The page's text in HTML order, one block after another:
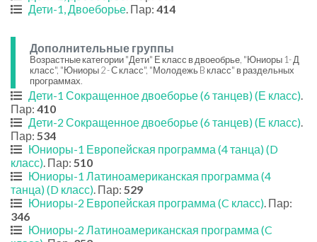
Дети-1, Двоеборье. Пар: 414
Дополнительные группы
Возрастные категории "Дети" Е класс в двоеобрье, "Юниоры 1- Д
класс", "Юниоры 2 - С класс", "Молодежь B класс" в раздельных
программах.
Дети-1 Сокращенное двоеборье (6 танцев) (Е класс).
Пар: 410
Дети-2 Сокращенное двоеборье (6 танцев) (Е класс).
Пар: 534
Юниоры-1 Европейская программа (4 танца) (D
класс). Пар: 510
Юниоры-1 Латиноамериканская программа (4
танца) (D класс). Пар: 529
Юниоры-2 Европейская программа (C класс). Пар:
346
Юниоры-2 Латиноамериканская программа (C